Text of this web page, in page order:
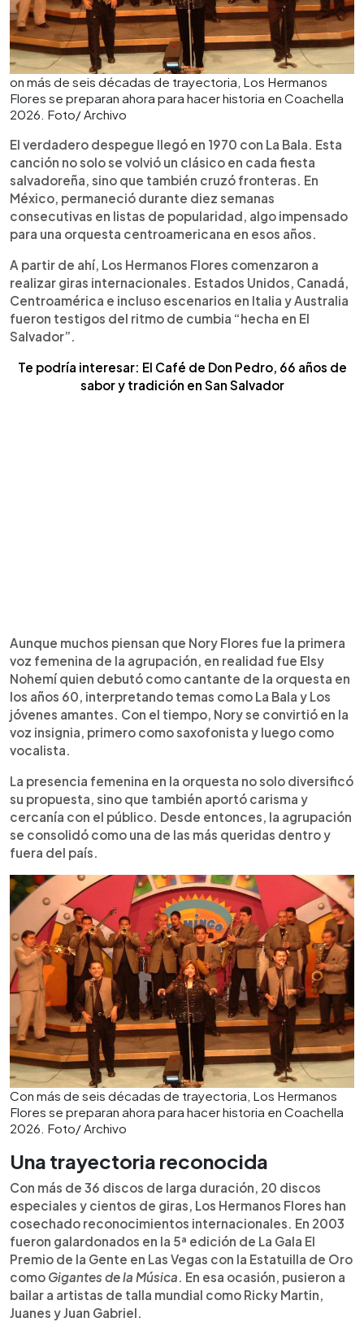
on más de seis décadas de trayectoria, Los Hermanos
Flores se preparan ahora para hacer historia en Coachella
2026. Foto/ Archivo
El verdadero despegue llegó en 1970 con La Bala. Esta
canción no solo se volvió un clásico en cada fiesta
salvadoreña, sino que también cruzó fronteras. En
México, permaneció durante diez semanas
consecutivas en listas de popularidad, algo impensado
para una orquesta centroamericana en esos años.
A partir de ahí, Los Hermanos Flores comenzaron a
realizar giras internacionales. Estados Unidos, Canadá,
Centroamérica e incluso escenarios en Italia y Australia
fueron testigos del ritmo de cumbia “hecha en El
Salvador”.
Te podría interesar: El Café de Don Pedro, 66 años de
sabor y tradición en San Salvador
Aunque muchos piensan que Nory Flores fue la primera
voz femenina de la agrupación, en realidad fue Elsy
Nohemí quien debutó como cantante de la orquesta en
los años 60, interpretando temas como La Bala y Los
jóvenes amantes. Con el tiempo, Nory se convirtió en la
voz insignia, primero como saxofonista y luego como
vocalista.
La presencia femenina en la orquesta no solo diversificó
su propuesta, sino que también aportó carisma y
cercanía con el público. Desde entonces, la agrupación
se consolidó como una de las más queridas dentro y
fuera del país.
Con más de seis décadas de trayectoria, Los Hermanos
Flores se preparan ahora para hacer historia en Coachella
2026. Foto/ Archivo
Una trayectoria reconocida
Con más de 36 discos de larga duración, 20 discos
especiales y cientos de giras, Los Hermanos Flores han
cosechado reconocimientos internacionales. En 2003
fueron galardonados en la 5ª edición de La Gala El
Premio de la Gente en Las Vegas con la Estatuilla de Oro
como Gigantes de la Música. En esa ocasión, pusieron a
bailar a artistas de talla mundial como Ricky Martin,
Juanes y Juan Gabriel.